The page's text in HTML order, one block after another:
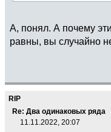
А, понял. А почему
равны, вы случайно
RIP
Re: Два одинаковых ряда
11.11.2022, 20:07